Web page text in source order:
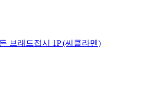
브래드접시 1P (씨클라멘)